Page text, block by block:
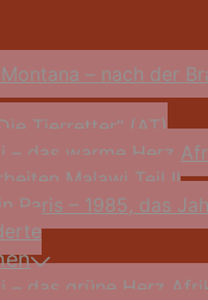
– nach der
Tierretter“ (AT)
– das warme Herz
Malawi Teil II
Paris – 1985, das
– das grüne Herz